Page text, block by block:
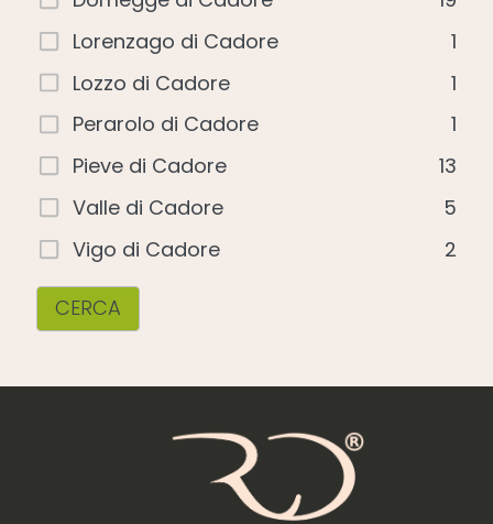
Lorenzago di Cadore
1
Lozzo di Cadore
1
Perarolo di Cadore
1
Pieve di Cadore
13
Valle di Cadore
5
Vigo di Cadore
2
CERCA